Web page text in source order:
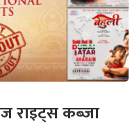
राइट्स कब्जा